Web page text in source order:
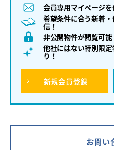
会員専用マイページを
希望条件に合う新着
信！
非公開物件が閲覧可能
他社にはない特別限
り！
新規会員登録
お問い